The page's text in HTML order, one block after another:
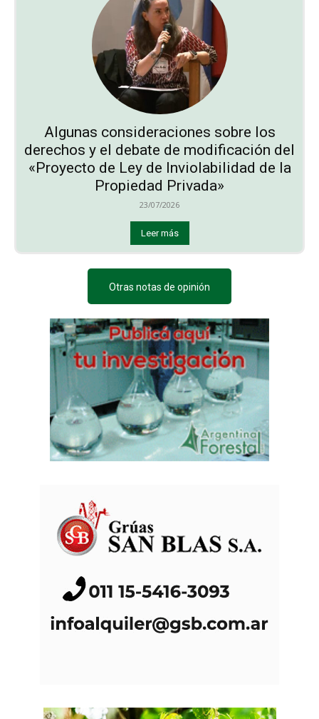
Algunas consideraciones sobre los
derechos y el debate de modificación del
«Proyecto de Ley de Inviolabilidad de la
Propiedad Privada»
23/07/2026
Leer más
Otras notas de opinión